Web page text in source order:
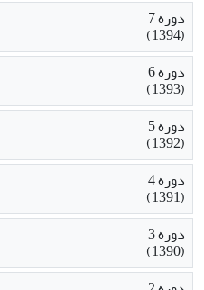
دوره 7
(1394)
دوره 6
(1393)
دوره 5
(1392)
دوره 4
(1391)
دوره 3
(1390)